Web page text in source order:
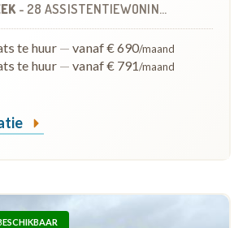
- 28 ASSISTENTIEWONINGEN
te huur — vanaf € 690/maand
te huur — vanaf € 791/maand